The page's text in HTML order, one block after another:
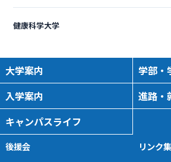
健康科学大学
大学案内
学部・
入学案内
進路・
キャンパスライフ
後援会
リンク集